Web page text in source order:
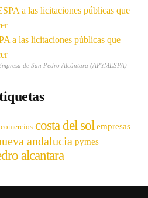
a las licitaciones públicas que
de San Pedro Alcántara (APYMESPA)
comercios costa del sol empresas
andalucia pymes
alcantara